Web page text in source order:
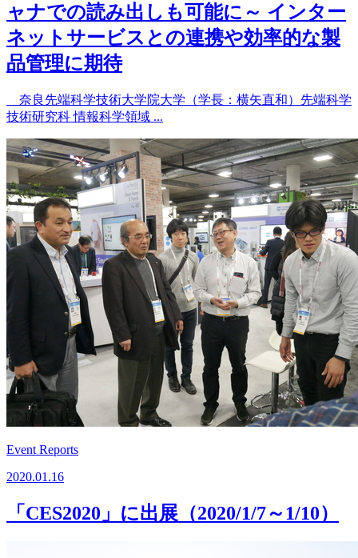
ャナでの読み出しも可能に～ インター
ネットサービスとの連携や効率的な製
品管理に期待
奈良先端科学技術大学院大学（学長：横矢直和）先端科学
技術研究科 情報科学領域 ...
Event Reports
2020.01.16
「CES2020」に出展（2020/1/7～1/10）